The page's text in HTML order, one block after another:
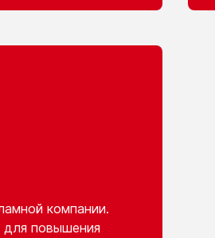
компании.
для повышения